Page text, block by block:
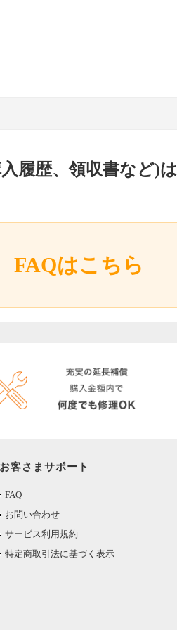
履歴、領収書など)は
FAQはこちら
お客さまサポート
FAQ
お問い合わせ
サービス利用規約
特定商取引法に基づく表示